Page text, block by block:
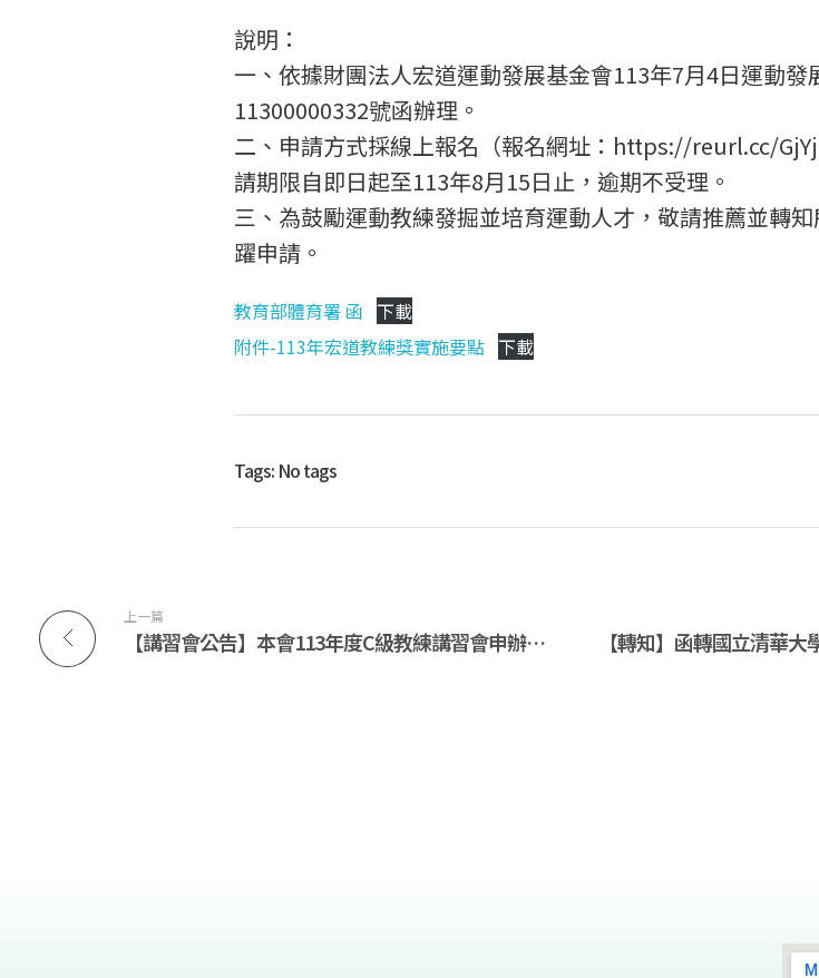
轉
知
】
財
團
法
人
宏
說明：
一、依據財團法人宏道運動發展基金會113年7月4日運動發
11300000332號函辦理。
二、申請方式採線上報名（報名網址：https://reurl.cc/
請期限自即日起至113年8月15日止，逾期不受理。
三、為鼓勵運動教練發掘並培育運動人才，敬請推薦並轉
躍申請。
教育部體育署 函 下載
附件-113年宏道教練獎實施要點 下載
Tags: No tags
上一篇
【講習會公告】本會113年度C級教練講習會申辦計畫